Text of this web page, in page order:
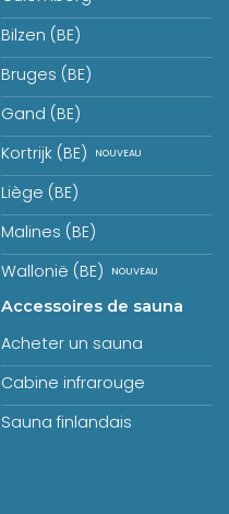
Bilzen (BE)
Bruges (BE)
Gand (BE)
Kortrijk (BE)
Liège (BE)
Malines (BE)
Wallonië (BE)
Accessoires de sauna
Acheter un sauna
Cabine infrarouge
Sauna finlandais